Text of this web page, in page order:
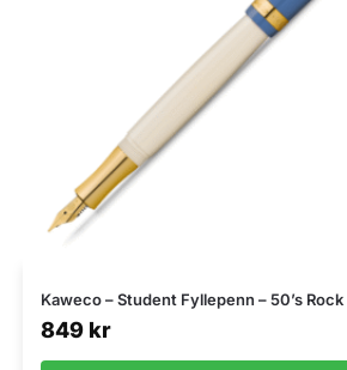
Kaweco – Student Fyllepenn – 50’s Rock
849 kr